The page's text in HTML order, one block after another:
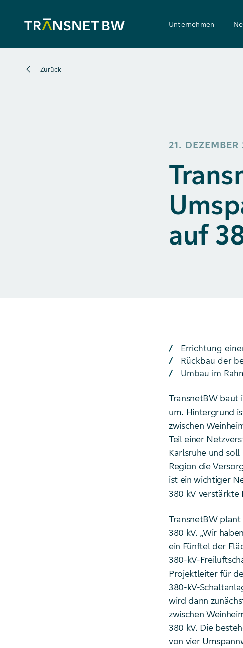
Unternehmen
Zurück
21. DEZEMBER
auf
Errichtung
Rückbau der
Umbau im
TransnetBW baut
um. Hintergrund
zwischen
Teil einer
Karlsruhe und
Region die
ist ein wichtiger
380 kV verstärkte
TransnetBW
380 kV. „Wir
ein Fünftel der
380-kV-
Projektleiter für
380-kV-
wird dann
zwischen
380 kV. Die
von vier